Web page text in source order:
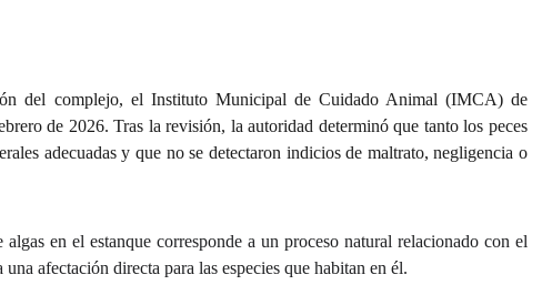
del complejo, el Instituto Municipal de Cuidado Animal (IMCA) de
de 2026. Tras la revisión, la autoridad determinó que tanto los peces
adecuadas y que no se detectaron indicios de maltrato, negligencia o
en el estanque corresponde a un proceso natural relacionado con el
afectación directa para las especies que habitan en él.